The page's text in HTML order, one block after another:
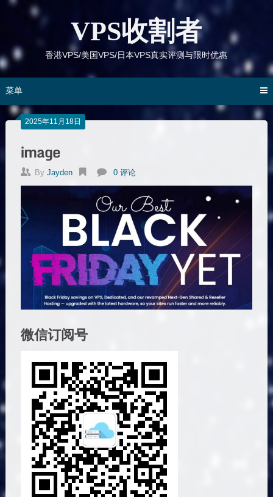
VPS收割者
香港VPS/美国VPS/日本VPS真实评测与限时优惠
菜单
2025年11月18日
image
By Jayden 0 评论
微信订阅号